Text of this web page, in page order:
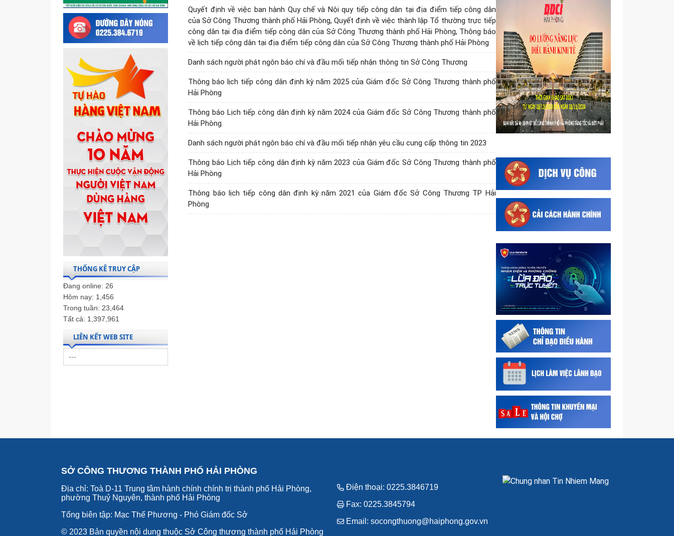
THỐNG KÊ TRUY CẬP
Đang online: 26
Hôm nay: 1,456
Trong tuần: 23,464
Tất cả: 1,397,961
LIÊN KẾT WEB SITE
Quyết định về việc ban hành Quy chế và Nội quy tiếp công dân tại địa điểm tiếp công dân
của Sở Công Thương thành phố Hải Phòng, Quyết định về việc thành lập Tổ thường trực tiếp
công dân tại địa điểm tiếp công dân của Sở Công Thương thành phố Hải Phòng, Thông báo
về lịch tiếp công dân tại địa điểm tiếp công dân của Sở Công Thương thành phố Hải Phòng
Danh sách người phát ngôn báo chí và đầu mối tiếp nhận thông tin Sở Công Thương
Thông báo lịch tiếp công dân định kỳ năm 2025 của Giám đốc Sở Công Thương thành phố
Hải Phòng
Thông báo Lịch tiếp công dân định kỳ năm 2024 của Giám đốc Sở Công Thương thành phố
Hải Phòng
Danh sách người phát ngôn báo chí và đầu mối tiếp nhận yêu cầu cung cấp thông tin 2023
Thông báo Lịch tiếp công dân định kỳ năm 2023 của Giám đốc Sở Công Thương thành phố
Hải Phòng
Thông báo lịch tiếp công dân định kỳ năm 2021 của Giám đốc Sở Công Thương TP Hải
Phòng
đăng ký cơ sở sản xuất và khai
báo thông tin...
Quyết định ủy quyền cho Giám
đốc Sở Công Thương thực
hiện nhiệm vụ tiếp nhận, xử lý
thủ tục hành...
Quyết định ủy quyền cho Giám
đốc Sở Công Thương thực
hiện một số nhiệm vụ thuộc
thẩm quyền của Uỷ...
Quyết định phân cấp thực hiện
theo...
Triển khai Chương trình hỗ trợ
kinh doanh bền vững, nâng cao
năng lực cạnh tranh của doanh
nghiệp...
Thông tin các thông báo dự
về biện pháp an toàn thực
phẩm và kiểm...
Triển khai Chương trình quốc
gia về an toàn trong sử dụng
điện giai đoạn 2026 - 2035,
tăng cường...
Thông tin Nghị định số
292/2026/NĐ-CP quy định chi
tiết thi hành Luật Quản lý ngoại
thương
Quyết định ủy quyền cho Giám
đốc Sở Công Thương thực
hiện một số nhiệm vụ thuộc
thẩm quyền của Ủy...
đảm cung ứng đủ xăng dầu
Giấy phép nhập khẩu Hóa chất
cần kiểm soát đặc biệt nhóm I
SỞ CÔNG THƯƠNG THÀNH PHỐ HẢI PHÒNG
Địa chỉ: Toà D-11 Trung tâm hành chính chính trị thành phố Hải Phòng,
phường Thuỷ Nguyên, thành phố Hải Phòng
Tổng biên tập: Mạc Thế Phương - Phó Giám đốc Sở
© 2023 Bản quyền nội dung thuộc Sở Công thương thành phố Hải Phòng
Điện thoại: 0225.3846719
Fax: 0225.3845794
Email: socongthuong@haiphong.gov.vn